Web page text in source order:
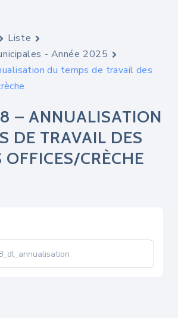
Liste
- Année 2025
du temps de travail des
– ANNUALISATION
DE TRAVAIL DES
OFFICES/CRÈCHE